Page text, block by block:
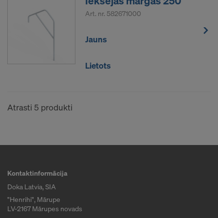
Art. nr. 582671000
Jauns
Lietots
Atrasti 5 produkti
Kontaktinformācija
Doka Latvia, SIA
"Henrihi", Mārupe
LV-2167 Mārupes novads
Personas dati, kurus mēs pārsūtām uz Amerikas
Savienotajām Valstīm, jo ​​īpaši ir IP adreses
(interneta protokola adreses).
lietojumprogrammām ar šādiem adresātiem:
MaxMind Inc.
Rocket Science Group LLC
The Trade Desk, Inc.
Vimeo LLC
YouTube LLC
Mums ir nepieciešama jūsu piekrišana, lai turpinātu